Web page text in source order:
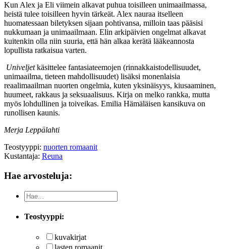
Kun Alex ja Eli viimein alkavat puhua toisilleen unimaailmassa,
heistä tulee toisilleen hyvin tärkeät. Alex nauraa itselleen
huomatessaan biletyksen sijaan pohtivansa, milloin taas pääsisi
nukkumaan ja unimaailmaan. Elin arkipäivien ongelmat alkavat
kuitenkin olla niin suuria, että hän alkaa kerätä lääkeannosta
lopullista ratkaisua varten.
Univeljetkäsittelee fantasiateemojen (rinnakkaistodellisuudet,
unimaailma, tieteen mahdollisuudet) lisäksi monenlaisia
reaalimaailman nuorten ongelmia, kuten yksinäisyys, kiusaaminen,
huumeet, rakkaus ja seksuaalisuus. Kirja on melko rankka, mutta
myös lohdullinen ja toiveikas. Emilia Hämäläisen kansikuva on
runollisen kaunis.
Merja Leppälahti
Teostyyppi: nuorten romaanit
Kustantaja: Reuna
Hae arvosteluja:
Teostyyppi:
kuvakirjat